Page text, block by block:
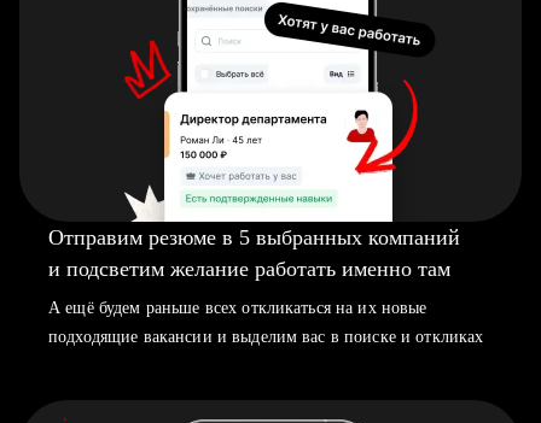
Отправим резюме в 5 выбранных компаний
и подсветим желание работать именно там
А ещё будем раньше всех откликаться на их новые
подходящие вакансии и выделим вас в поиске и откликах